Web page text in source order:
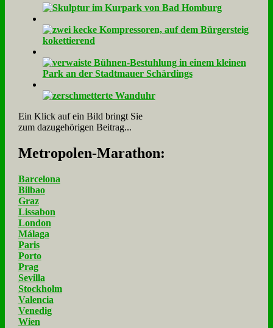
Ein Klick auf ein Bild bringt Sie
zum dazugehörigen Beitrag...
Me­tro­po­len-Ma­ra­thon:
Barcelona
Bilbao
Graz
Lissabon
London
Málaga
Paris
Porto
Prag
Sevilla
Stockholm
Valencia
Venedig
Wien